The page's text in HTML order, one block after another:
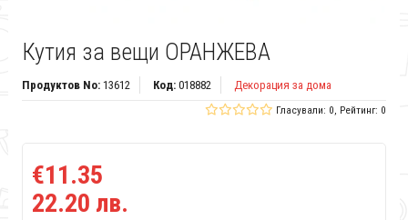
Кутия за вещи ОРАНЖЕВА
Продуктов No:13612 Код:018882 Декорация за дома
Гласували: 0, Рейтинг: 0
€11.35
22.20 лв.